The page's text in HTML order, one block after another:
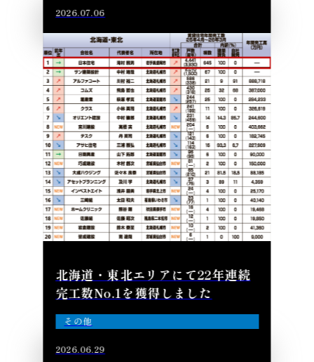
2026.07.06
北海道・東北エリアにて22年連続
完工数No.1を獲得しました
その他
2026.06.29